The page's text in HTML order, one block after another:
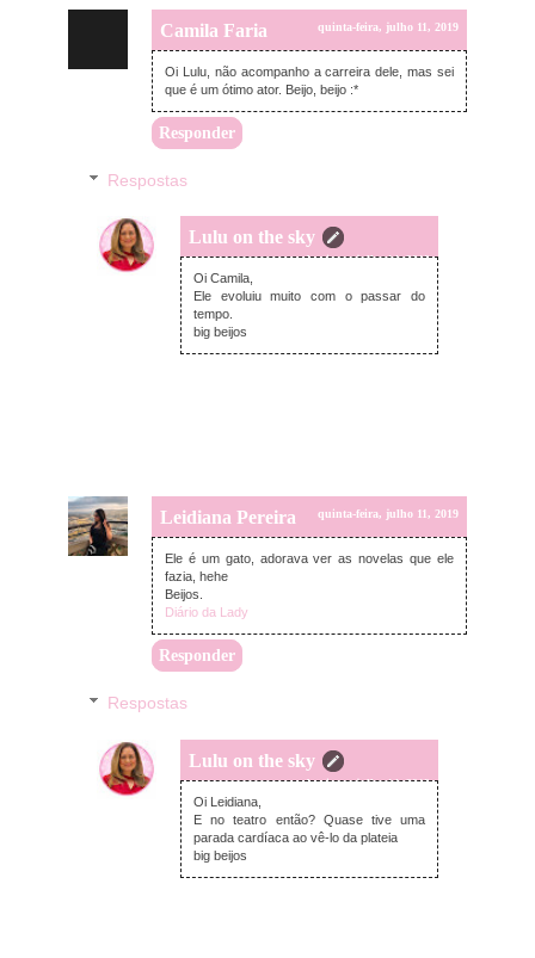
Camila Faria quinta-feira, julho 11, 2019
Oi Lulu, não acompanho a carreira dele, mas sei
que é um ótimo ator. Beijo, beijo :*
Responder
Respostas
Lulu on the sky
domingo, julho 14, 2019
Oi Camila,
Ele evoluiu muito com o passar do
tempo.
big beijos
Leidiana Pereira quinta-feira, julho 11, 2019
Ele é um gato, adorava ver as novelas que ele
fazia, hehe
Beijos.
Diário da Lady
Responder
Respostas
Lulu on the sky
domingo, julho 14, 2019
Oi Leidiana,
E no teatro então? Quase tive uma
parada cardíaca ao vê-lo da plateia
big beijos